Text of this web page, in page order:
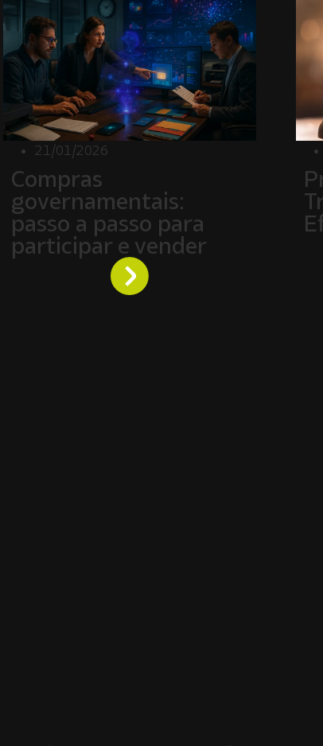
21/01/2026
Compras
governamentais:
passo a passo para
participar e vender